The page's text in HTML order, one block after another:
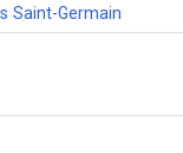
Saint-Germain